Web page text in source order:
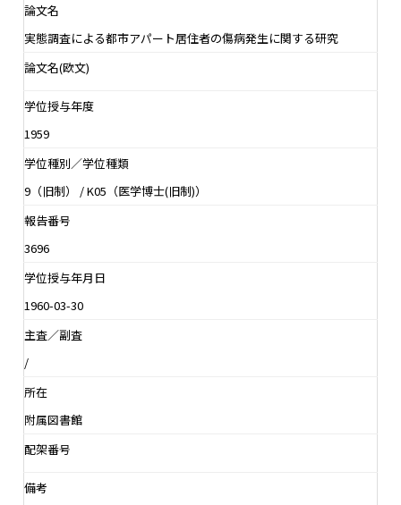
論文名
実態調査による都市アパート居住者の傷病発生に関する研究
論文名(欧文)
学位授与年度
1959
学位種別／学位種類
9（旧制） / K05（医学博士(旧制)）
報告番号
3696
学位授与年月日
1960-03-30
主査／副査
/
所在
附属図書館
配架番号
備考